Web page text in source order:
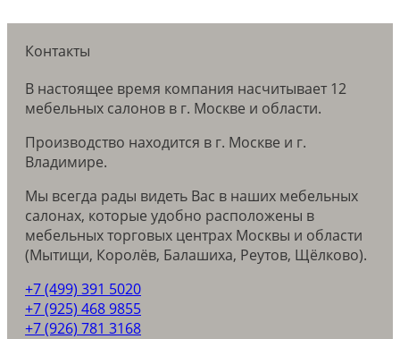
Контакты
В настоящее время компания насчитывает 12
мебельных салонов в г. Москве и области.
Производство находится в г. Москве и г.
Владимире.
Мы всегда рады видеть Вас в наших мебельных
салонах, которые удобно расположены в
мебельных торговых центрах Москвы и области
(Мытищи, Королёв, Балашиха, Реутов, Щёлково).
+7 (499) 391 5020
+7 (925) 468 9855
+7 (926) 781 3168